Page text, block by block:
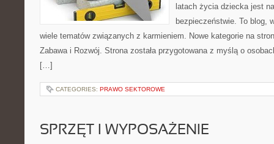
latach życia dziecka jest
bezpieczeństwie. To blog,
wiele tematów związanych z karmieniem. Nowe kategorie na
Zabawa i Rozwój. Strona została przygotowana z myślą o
[…]
CATEGORIES: PRAWO SEKTOROWE
SPRZĘT I WYPOSAŻENIE